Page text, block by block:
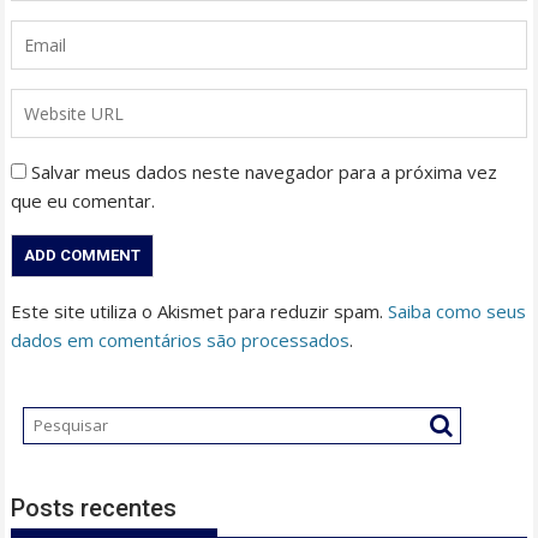
Salvar meus dados neste navegador para a próxima vez
que eu comentar.
Este site utiliza o Akismet para reduzir spam.Saiba como seus
dados em comentários são processados.
Posts recentes